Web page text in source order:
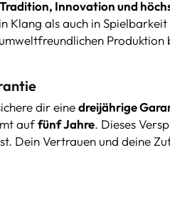
Tradition, Innovation und
Klang als auch in
dir einedreijährige
auffünf Jahre. Dieses
Dein Vertrauen und deine